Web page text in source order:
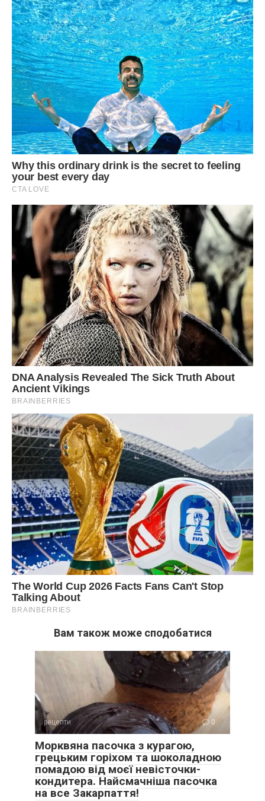
Вам також може сподобатися
рецепти 0
Морквяна пасочка з курагою,
грецьким горіхом та шоколадною
помадою від моєї невісточки-
кондитера. Найсмачніша пасочка
на все Закарпаття!